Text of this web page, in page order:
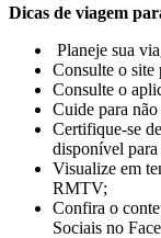
Dicas de viagem
Planeje sua
Consulte o site
Consulte o
Cuide para
Certifique-se
disponível para
Visualize em
RMTV;
Confira o
Sociais no